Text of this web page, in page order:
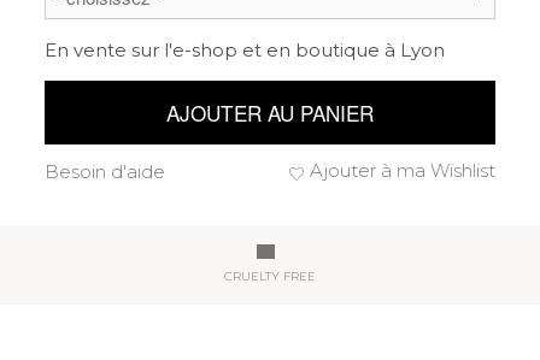
En vente sur l'e-shop et en boutique à Lyon
AJOUTER AU PANIER
Ajouter à ma Wishlist
Besoin d'aide
CRUELTY FREE